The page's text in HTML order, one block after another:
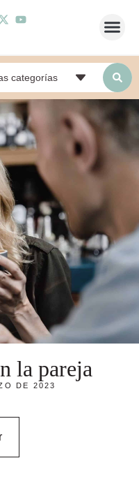
la pareja
DE 2023